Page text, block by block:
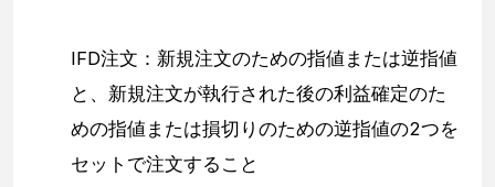
IFD注文：新規注文のための指値または逆指値
と、新規注文が執行された後の利益確定のた
めの指値または損切りのための逆指値の2つを
セットで注文すること